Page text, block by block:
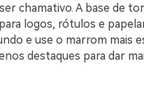
chamativo. A base de
logos, rótulos e
e use o marrom mais
destaques para dar